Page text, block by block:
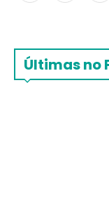
Últimas no